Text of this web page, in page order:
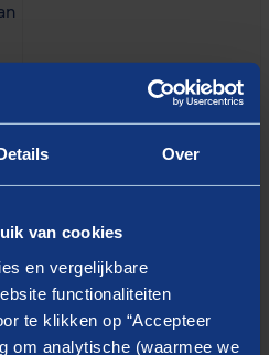
Over
van cookies
en vergelijkbare
functionaliteiten
te klikken op “Accepteer
om analytische (waarmee we
Datascience